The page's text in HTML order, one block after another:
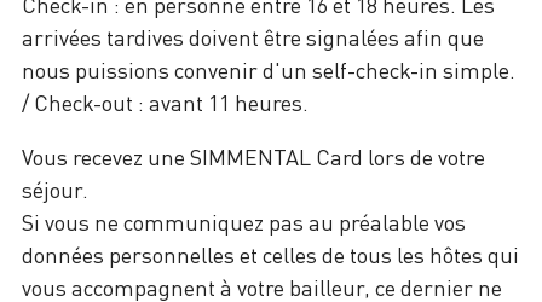
arrivées tardives doivent être signalées afin que
nous puissions convenir d'un self-check-in simple.
/ Check-out : avant 11 heures.
Vous recevez une SIMMENTAL Card lors de votre
séjour.
Si vous ne communiquez pas au préalable vos
données personnelles et celles de tous les hôtes qui
vous accompagnent à votre bailleur, ce dernier ne